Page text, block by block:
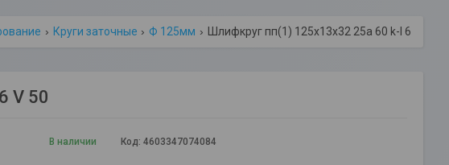
Круги заточные Ф 125мм Шлифкруг пп(1) 125х13х32 25a 60 k-l 6 v 50
V 50
В наличии Код: 4603347074084